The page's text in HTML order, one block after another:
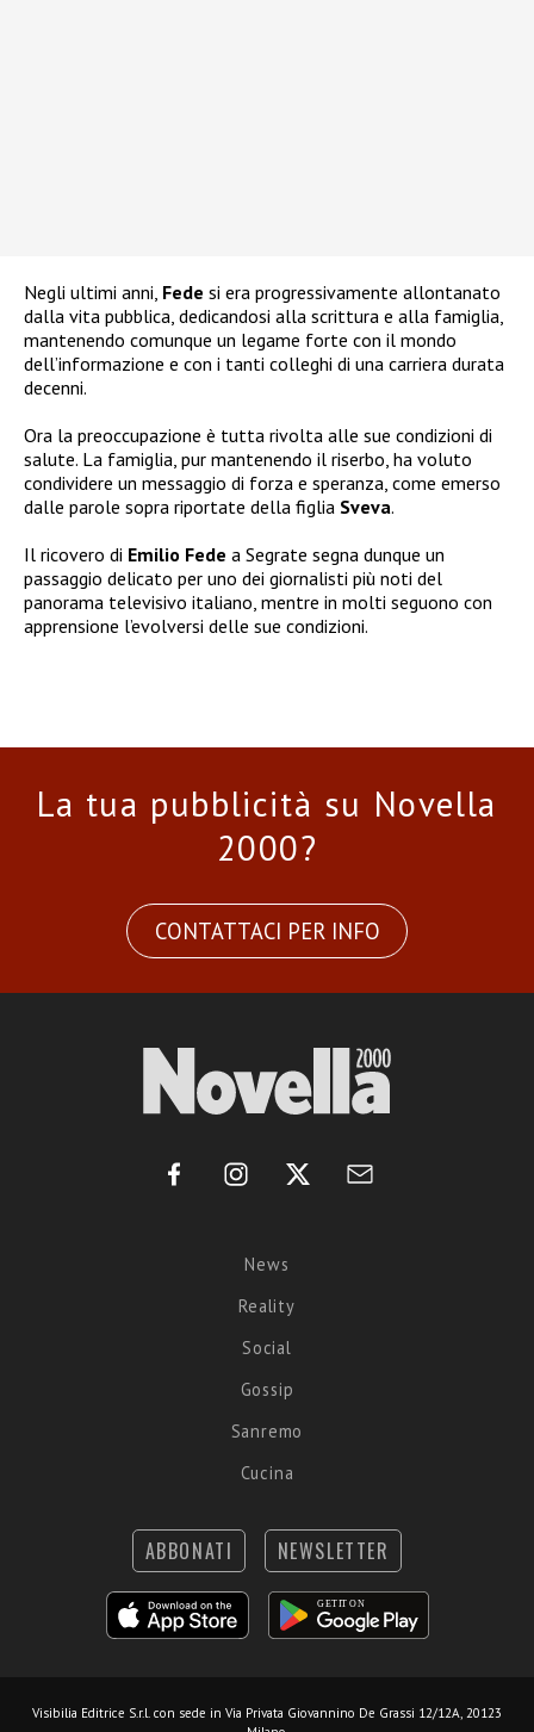
Negli ultimi anni, Fede si era progressivamente allontanato
dalla vita pubblica, dedicandosi alla scrittura e alla famiglia,
mantenendo comunque un legame forte con il mondo
dell’informazione e con i tanti colleghi di una carriera durata
decenni.
Ora la preoccupazione è tutta rivolta alle sue condizioni di
salute. La famiglia, pur mantenendo il riserbo, ha voluto
condividere un messaggio di forza e speranza, come emerso
dalle parole sopra riportate della figlia Sveva.
Il ricovero di Emilio Fede a Segrate segna dunque un
passaggio delicato per uno dei giornalisti più noti del
panorama televisivo italiano, mentre in molti seguono con
apprensione l’evolversi delle sue condizioni.
La tua pubblicità su Novella
2000?
CONTATTACI PER INFO
News
Reality
Social
Gossip
Sanremo
Cucina
ABBONATI NEWSLETTER
Visibilia Editrice S.r.l. con sede in Via Privata Giovannino De Grassi 12/12A, 20123